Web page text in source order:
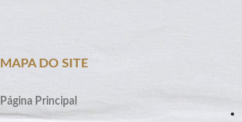
MAPA DO SITE
Página Principal